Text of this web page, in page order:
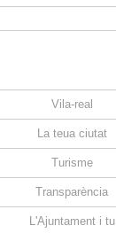
Vila-real
La teua ciutat
Turisme
Transparència
L'Ajuntament i tu